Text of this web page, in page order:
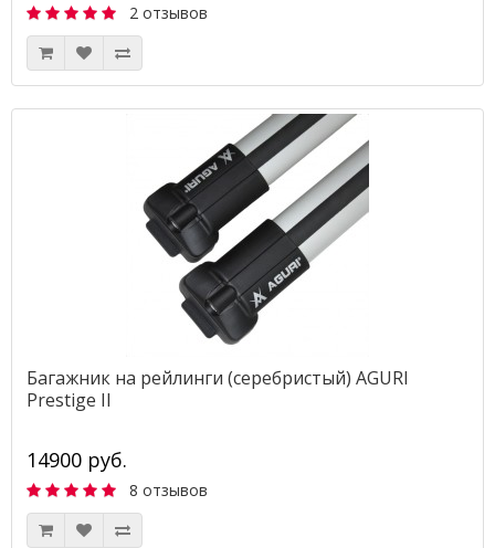
2 отзывов
Багажник на рейлинги (серебристый) AGURI
Prestige II
14900 руб.
8 отзывов